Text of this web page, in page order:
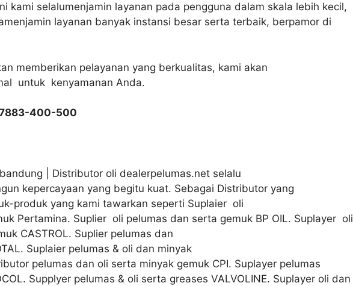
kami selalumenjamin layanan pada pengguna dalam skala lebih kecil,
layanan banyak instansi besar serta terbaik, berpamor di
memberikan pelayanan yang berkualitas, kami akan
untuk kenyamanan Anda.
400-500
| Distributor oli dealerpelumas.net selalu
kepercayaan yang begitu kuat. Sebagai Distributor yang
produk yang kami tawarkan seperti Suplaier oli
Pertamina. Suplier oli pelumas dan serta gemuk BP OIL. Suplayer oli
CASTROL. Suplier pelumas dan
Suplaier pelumas & oli dan minyak
pelumas dan oli serta minyak gemuk CPI. Suplayer pelumas
Supplyer pelumas & oli serta greases VALVOLINE. Suplayer oli dan